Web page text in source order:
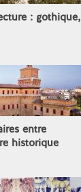
: gothique,
entre
historique